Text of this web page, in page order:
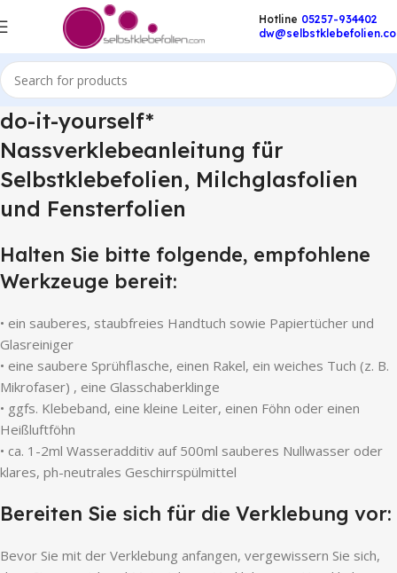
Hotline 05257-934402
do-it-yourself*
Nassverklebeanleitung für
Selbstklebefolien, Milchglasfolien
und Fensterfolien
Halten Sie bitte folgende, empfohlene
Werkzeuge bereit:
• ein sauberes, staubfreies Handtuch sowie Papiertücher und
Glasreiniger
• eine saubere Sprühflasche, einen Rakel, ein weiches Tuch (z. B.
Mikrofaser) , eine Glasschaberklinge
• ggfs. Klebeband, eine kleine Leiter, einen Föhn oder einen
Heißluftföhn
• ca. 1-2ml Wasseradditiv auf 500ml sauberes Nullwasser oder
klares, ph-neutrales Geschirrspülmittel
Bereiten Sie sich für die Verklebung vor:
Bevor Sie mit der Verklebung anfangen, vergewissern Sie sich,